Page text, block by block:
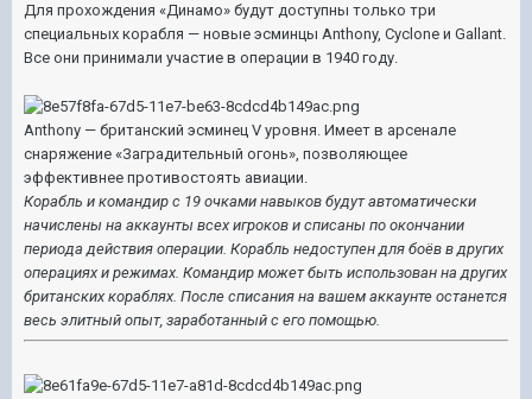
Для прохождения «Динамо» будут доступны только три
специальных корабля — новые эсминцы Anthony, Cyclone и Gallant.
Все они принимали участие в операции в 1940 году.
Anthony — британский эсминец V уровня. Имеет в арсенале
снаряжение «Заградительный огонь», позволяющее
эффективнее противостоять авиации.
Корабль и командир с 19 очками навыков будут автоматически
начислены на аккаунты всех игроков и списаны по окончании
периода действия операции. Корабль недоступен для боёв в других
операциях и режимах. Командир может быть использован на других
британских кораблях. После списания на вашем аккаунте останется
весь элитный опыт, заработанный с его помощью.